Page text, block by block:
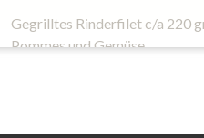
Gegrilltes Rinderfilet c/a 220
Pommes und Gemüse